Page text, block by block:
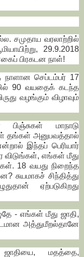
சமுதாய வரலாற்றில்
29.9.2018
பிரகடன நாள்!
செப்டம்பர் 17
90 வயதைக் கடந்த
வழங்கும் விழாவும்
மாநாடு
தங்கள் அனுபவத்தால்
இந்தப் பெரியார்
விடுங்கள், எங்கள் மீது
18 வயது நிறைந்த
சுயமாகச் சிந்தித்து
ஏற்படுகிறது
- எங்கள் மீது ஜாதி,
அத்துமீறல்தானே
ஜாதியை, மதத்தை,